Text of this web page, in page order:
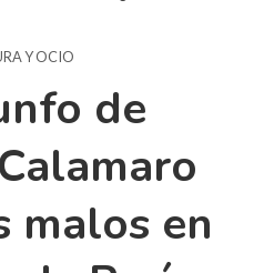
Y OCIO
de
malos en